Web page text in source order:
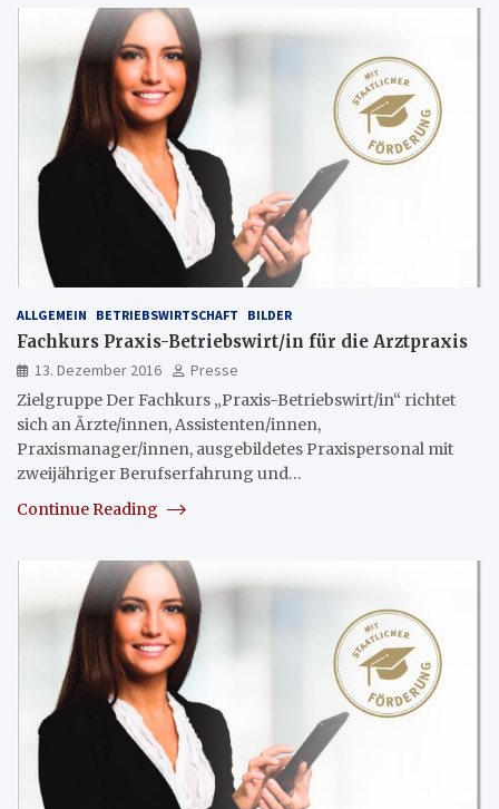
ALLGEMEIN BETRIEBSWIRTSCHAFT BILDER
Fachkurs Praxis-Betriebswirt/in für die Arztpraxis
13. Dezember 2016
Presse
Zielgruppe Der Fachkurs „Praxis-Betriebswirt/in“ richtet
sich an Ärzte/innen, Assistenten/innen,
Praxismanager/innen, ausgebildetes Praxispersonal mit
zweijähriger Berufserfahrung und…
Continue Reading